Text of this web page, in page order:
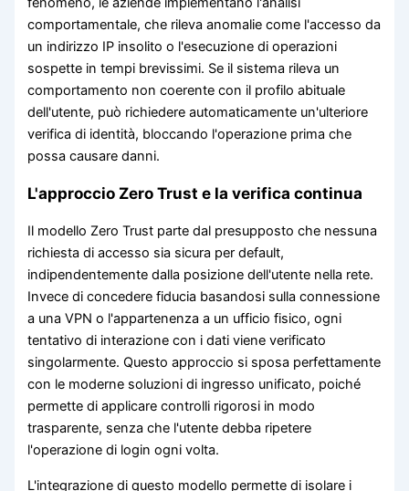
comportamentale, che rileva anomalie come l'accesso da
un indirizzo IP insolito o l'esecuzione di operazioni
sospette in tempi brevissimi. Se il sistema rileva un
comportamento non coerente con il profilo abituale
dell'utente, può richiedere automaticamente un'ulteriore
verifica di identità, bloccando l'operazione prima che
possa causare danni.
L'approccio Zero Trust e la verifica continua
Il modello Zero Trust parte dal presupposto che nessuna
richiesta di accesso sia sicura per default,
indipendentemente dalla posizione dell'utente nella rete.
Invece di concedere fiducia basandosi sulla connessione
a una VPN o l'appartenenza a un ufficio fisico, ogni
tentativo di interazione con i dati viene verificato
singolarmente. Questo approccio si sposa perfettamente
con le moderne soluzioni di ingresso unificato, poiché
permette di applicare controlli rigorosi in modo
trasparente, senza che l'utente debba ripetere
l'operazione di login ogni volta.
L'integrazione di questo modello permette di isolare i